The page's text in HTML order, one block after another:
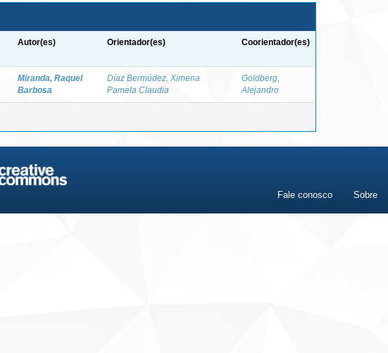
Autor(es) Orientador(es) Coorientador(es)
Miranda, Raquel
Barbosa
Díaz Bermúdez, Ximena
Pamela Claudia
Goldberg,
Alejandro
Fale conosco Sobre